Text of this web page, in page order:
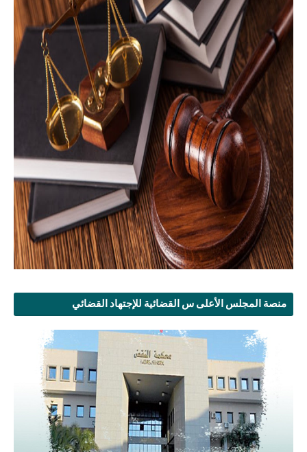
منصة المجلس الأعلى س القضائية للإجتهاد القضائي